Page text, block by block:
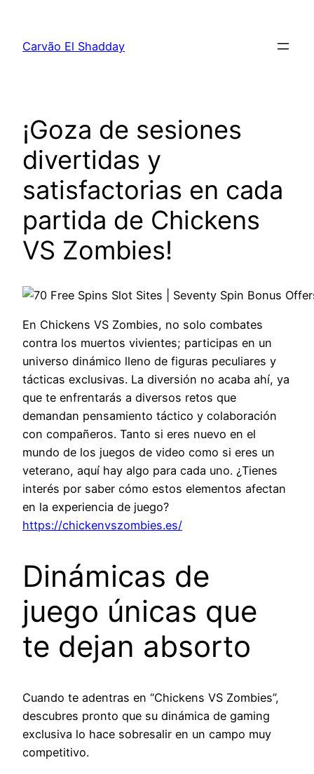
Carvão El Shadday
¡Goza de sesiones
divertidas y
satisfactorias en cada
partida de Chickens
VS Zombies!
En Chickens VS Zombies, no solo combates
contra los muertos vivientes; participas en un
universo dinámico lleno de figuras peculiares y
tácticas exclusivas. La diversión no acaba ahí, ya
que te enfrentarás a diversos retos que
demandan pensamiento táctico y colaboración
con compañeros. Tanto si eres nuevo en el
mundo de los juegos de video como si eres un
veterano, aquí hay algo para cada uno. ¿Tienes
interés por saber cómo estos elementos afectan
en la experiencia de juego?
https://chickenvszombies.es/
Dinámicas de
juego únicas que
te dejan absorto
Cuando te adentras en “Chickens VS Zombies”,
descubres pronto que su dinámica de gaming
exclusiva lo hace sobresalir en un campo muy
competitivo.